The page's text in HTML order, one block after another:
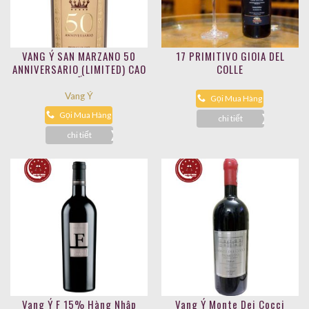
VANG Ý SAN MARZANO 50
ANNIVERSARIO (LIMITED) CAO
CẤP
Vang Ý
Gọi Mua Hàng
chi tiết
17 PRIMITIVO GIOIA DEL
COLLE
Gọi Mua Hàng
chi tiết
Vang Ý F 15% Hàng Nhập
Vang Ý Monte Dei Cocci